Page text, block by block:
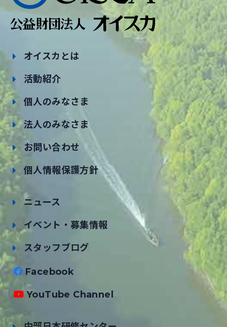
オイスカとは
活動紹介
個人のみなさま
法人のみなさま
お問い合わせ
個人情報保護方針
ニュース
イベント・募集情報
スタッフブログ
Facebook
YouTube Channel